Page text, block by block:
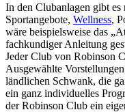
In den Clubanlagen gibt es
Sportangebote, Wellness,
wäre beispielsweise das
fachkundiger Anleitung
Jeder Club von Robinson
Ausgewählte
ländlichen Schwank, die
ein ganz individuelles
der Robinson Club ein